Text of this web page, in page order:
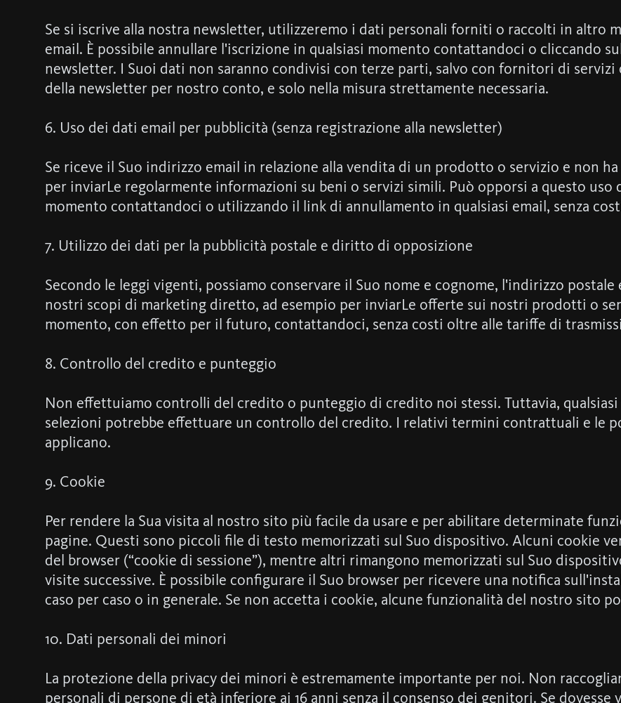
Se si iscrive alla nostra newsletter, utilizzeremo i dati personali forniti o raccolti in altro
email. È possibile annullare l'iscrizione in qualsiasi momento contattandoci o cliccando
newsletter. I Suoi dati non saranno condivisi con terze parti, salvo con fornitori di
della newsletter per nostro conto, e solo nella misura strettamente necessaria.
6. Uso dei dati email per pubblicità (senza registrazione alla newsletter)
Se riceve il Suo indirizzo email in relazione alla vendita di un prodotto o servizio e non
per inviarLe regolarmente informazioni su beni o servizi simili. Può opporsi a questo uso
momento contattandoci o utilizzando il link di annullamento in qualsiasi email, senza
7. Utilizzo dei dati per la pubblicità postale e diritto di opposizione
Secondo le leggi vigenti, possiamo conservare il Suo nome e cognome, l'indirizzo
nostri scopi di marketing diretto, ad esempio per inviarLe offerte sui nostri prodotti o
momento, con effetto per il futuro, contattandoci, senza costi oltre alle tariffe di
8. Controllo del credito e punteggio
Non effettuiamo controlli del credito o punteggio di credito noi stessi. Tuttavia,
selezioni potrebbe effettuare un controllo del credito. I relativi termini contrattuali e le
applicano.
9. Cookie
Per rendere la Sua visita al nostro sito più facile da usare e per abilitare determinate
pagine. Questi sono piccoli file di testo memorizzati sul Suo dispositivo. Alcuni cookie
del browser (“cookie di sessione”), mentre altri rimangono memorizzati sul Suo
visite successive. È possibile configurare il Suo browser per ricevere una notifica
caso per caso o in generale. Se non accetta i cookie, alcune funzionalità del nostro sito
10. Dati personali dei minori
La protezione della privacy dei minori è estremamente importante per noi. Non
personali di persone di età inferiore ai 16 anni senza il consenso dei genitori. Se dovesse